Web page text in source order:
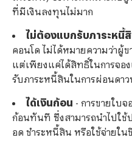
ที่มีเงินลงทุนไม่มาก
ไม่ต้องแบกรับภาระหนี้สิ
คอนโด ไม่ได้หมายความว่าผู้
แต่เพียงแค่ได้สิทธิ์ในการจอ
รับภาระหนี้สินในการผ่อนดาว
ได้เงินก้อน - การขายใบ
ก้อนทันที ซึ่งสามารถนำไปใช้
อด ชำระหนี้สิน หรือใช้จ่ายใน